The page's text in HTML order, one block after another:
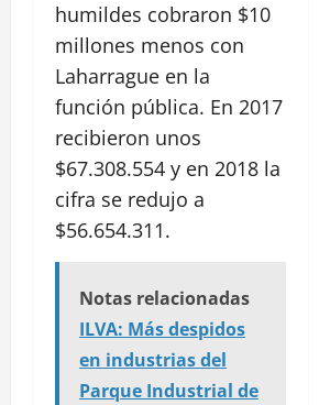
humildes cobraron $10
millones menos con
Laharrague en la
función pública. En 2017
recibieron unos
$67.308.554 y en 2018 la
cifra se redujo a
$56.654.311.
Notas relacionadas
ILVA: Más despidos
en industrias del
Parque Industrial de